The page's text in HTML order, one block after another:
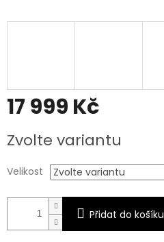
17 999 Kč
cena:
Zvolte variantu
Velikost
Přidat do košíku